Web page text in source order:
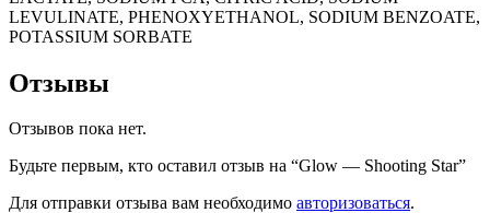
LEVULINATE, PHENOXYETHANOL, SODIUM BENZOATE,
POTASSIUM SORBATE
Отзывы
Отзывов пока нет.
Будьте первым, кто оставил отзыв на “Glow — Shooting Star”
Для отправки отзыва вам необходимо авторизоваться.